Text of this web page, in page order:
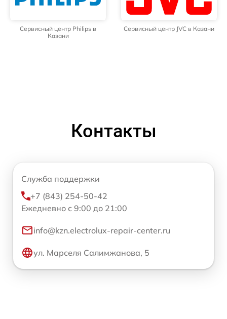
Сервисный центр Philips в
Казани
Сервисный центр JVC в Казани
Контакты
Служба поддержки
+7 (843) 254-50-42
Ежедневно с 9:00 до 21:00
info@kzn.electrolux-repair-center.ru
ул. Марселя Салимжанова, 5